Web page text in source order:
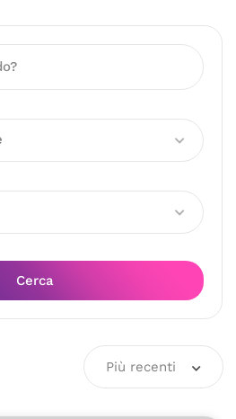
Cerca
Più recenti